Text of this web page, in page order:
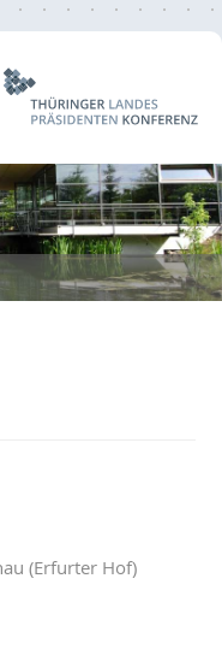
(Erfurter Hof)